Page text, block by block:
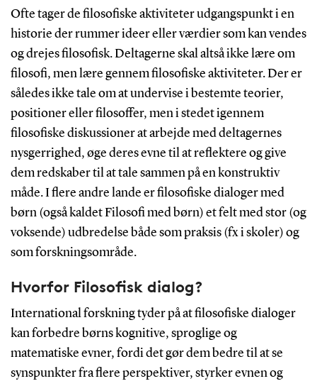
Ofte tager de filosofiske aktiviteter udgangspunkt i en
historie der rummer ideer eller værdier som kan vendes
og drejes filosofisk. Deltagerne skal altså ikke lære om
filosofi, men lære gennem filosofiske aktiviteter. Der er
således ikke tale om at undervise i bestemte teorier,
positioner eller filosoffer, men i stedet igennem
filosofiske diskussioner at arbejde med deltagernes
nysgerrighed, øge deres evne til at reflektere og give
dem redskaber til at tale sammen på en konstruktiv
måde. I flere andre lande er filosofiske dialoger med
børn (også kaldet Filosofi med børn) et felt med stor (og
voksende) udbredelse både som praksis (fx i skoler) og
som forskningsområde.
Hvorfor Filosofisk dialog?
International forskning tyder på at filosofiske dialoger
kan forbedre børns kognitive, sproglige og
matematiske evner, fordi det gør dem bedre til at se
synspunkter fra flere perspektiver, styrker evnen og